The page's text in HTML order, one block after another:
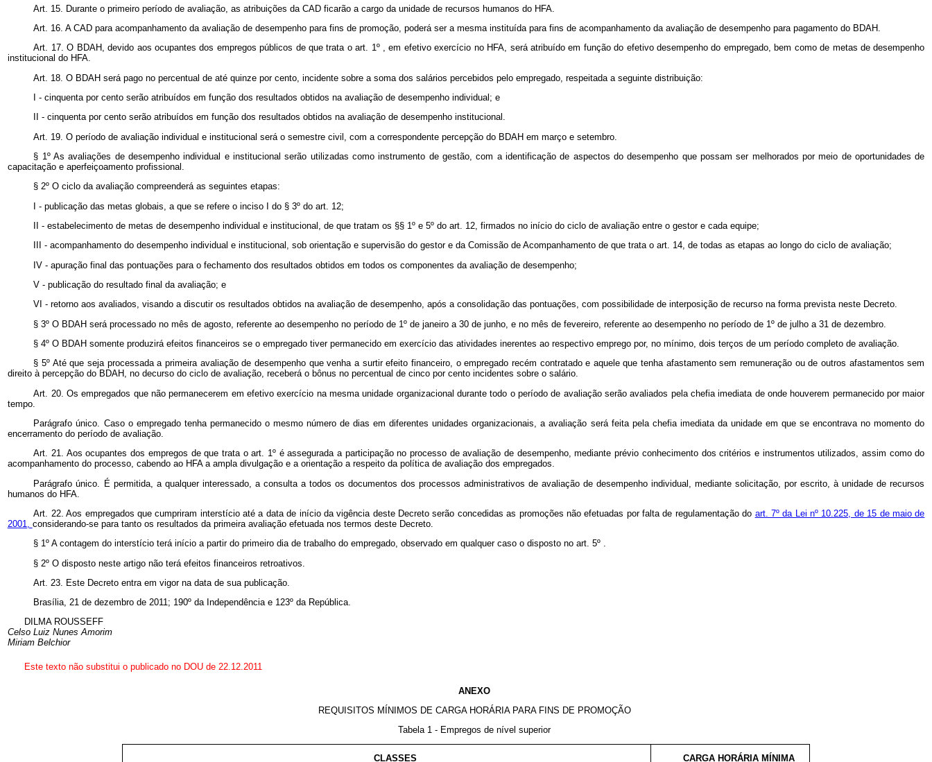
Art. 15. Durante o primeiro período de avaliação, as atribuições da CAD ficarão a cargo da unidade de recursos humanos do HFA.
Art. 16. A CAD para acompanhamento da avaliação de desempenho para fins de promoção, poderá ser a mesma instituída para fins de acompanhamento da avaliação de desempenho para pagamento do BDAH.
Art. 17. O BDAH, devido aos ocupantes dos empregos públicos de que trata o art. 1º , em efetivo exercício no HFA, será atribuído em função do efetivo desempenho do empregado, bem como de metas de desempenho
institucional do HFA.
Art. 18. O BDAH será pago no percentual de até quinze por cento, incidente sobre a soma dos salários percebidos pelo empregado, respeitada a seguinte distribuição:
I - cinquenta por cento serão atribuídos em função dos resultados obtidos na avaliação de desempenho individual; e
II - cinquenta por cento serão atribuídos em função dos resultados obtidos na avaliação de desempenho institucional.
Art. 19. O período de avaliação individual e institucional será o semestre civil, com a correspondente percepção do BDAH em março e setembro.
§ 1º As avaliações de desempenho individual e institucional serão utilizadas como instrumento de gestão, com a identificação de aspectos do desempenho que possam ser melhorados por meio de oportunidades de
capacitação e aperfeiçoamento profissional.
§ 2º O ciclo da avaliação compreenderá as seguintes etapas:
I - publicação das metas globais, a que se refere o inciso I do § 3º do art. 12;
II - estabelecimento de metas de desempenho individual e institucional, de que tratam os §§ 1º e 5º do art. 12, firmados no início do ciclo de avaliação entre o gestor e cada equipe;
III - acompanhamento do desempenho individual e institucional, sob orientação e supervisão do gestor e da Comissão de Acompanhamento de que trata o art. 14, de todas as etapas ao longo do ciclo de avaliação;
IV - apuração final das pontuações para o fechamento dos resultados obtidos em todos os componentes da avaliação de desempenho;
V - publicação do resultado final da avaliação; e
VI - retorno aos avaliados, visando a discutir os resultados obtidos na avaliação de desempenho, após a consolidação das pontuações, com possibilidade de interposição de recurso na forma prevista neste Decreto.
§ 3º O BDAH será processado no mês de agosto, referente ao desempenho no período de 1º de janeiro a 30 de junho, e no mês de fevereiro, referente ao desempenho no período de 1º de julho a 31 de dezembro.
§ 4º O BDAH somente produzirá efeitos financeiros se o empregado tiver permanecido em exercício das atividades inerentes ao respectivo emprego por, no mínimo, dois terços de um período completo de avaliação.
§ 5º Até que seja processada a primeira avaliação de desempenho que venha a surtir efeito financeiro, o empregado recém contratado e aquele que tenha afastamento sem remuneração ou de outros afastamentos sem
direito à percepção do BDAH, no decurso do ciclo de avaliação, receberá o bônus no percentual de cinco por cento incidentes sobre o salário.
Art. 20. Os empregados que não permanecerem em efetivo exercício na mesma unidade organizacional durante todo o período de avaliação serão avaliados pela chefia imediata de onde houverem permanecido por maior
tempo.
Parágrafo único. Caso o empregado tenha permanecido o mesmo número de dias em diferentes unidades organizacionais, a avaliação será feita pela chefia imediata da unidade em que se encontrava no momento do
encerramento do período de avaliação.
Art. 21. Aos ocupantes dos empregos de que trata o art. 1º é assegurada a participação no processo de avaliação de desempenho, mediante prévio conhecimento dos critérios e instrumentos utilizados, assim como do
acompanhamento do processo, cabendo ao HFA a ampla divulgação e a orientação a respeito da política de avaliação dos empregados.
Parágrafo único. É permitida, a qualquer interessado, a consulta a todos os documentos dos processos administrativos de avaliação de desempenho individual, mediante solicitação, por escrito, à unidade de recursos
humanos do HFA.
Art. 22. Aos empregados que cumpriram interstício até a data de início da vigência deste Decreto serão concedidas as promoções não efetuadas por falta de regulamentação do art. 7º da Lei nº 10.225, de 15 de maio de
2001, considerando-se para tanto os resultados da primeira avaliação efetuada nos termos deste Decreto.
§ 1º A contagem do interstício terá início a partir do primeiro dia de trabalho do empregado, observado em qualquer caso o disposto no art. 5º .
§ 2º O disposto neste artigo não terá efeitos financeiros retroativos.
Art. 23. Este Decreto entra em vigor na data de sua publicação.
Brasília, 21 de dezembro de 2011; 190º da Independência e 123º da República.
DILMA ROUSSEFF
Celso Luiz Nunes Amorim
Miriam Belchior
Este texto não substitui o publicado no DOU de 22.12.2011
ANEXO
REQUISITOS MÍNIMOS DE CARGA HORÁRIA PARA FINS DE PROMOÇÃO
Tabela 1 - Empregos de nível superior
CLASSES CARGA HORÁRIA MÍNIMA